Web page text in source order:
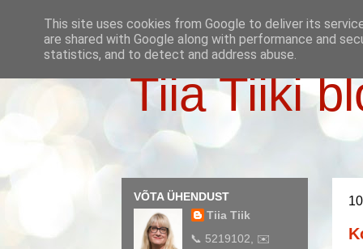
Tiia Tiiki
VÕTA ÜHENDUST
Tiia Tiik
📞 5219102, ✉️
This site uses cookies from Google to deliver its
are shared with Google along with performance and
statistics, and to detect and address abuse.